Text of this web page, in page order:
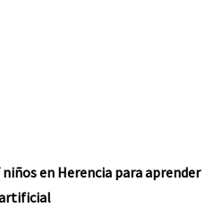
en Herencia para aprender